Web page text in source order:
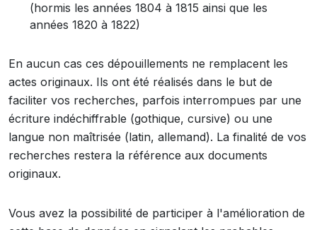
(hormis les années 1804 à 1815 ainsi que les
années 1820 à 1822)
En aucun cas ces dépouillements ne remplacent les
actes originaux. Ils ont été réalisés dans le but de
faciliter vos recherches, parfois interrompues par une
écriture indéchiffrable (gothique, cursive) ou une
langue non maîtrisée (latin, allemand). La finalité de vos
recherches restera la référence aux documents
originaux.
Vous avez la possibilité de participer à l'amélioration de